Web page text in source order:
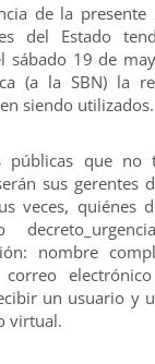
de la presente
del Estado
sábado 19 de
(a la SBN) la
siendo utilizados.
públicas que no
sus gerentes
veces, quiénes
nombre
correo
un usuario y
virtual.